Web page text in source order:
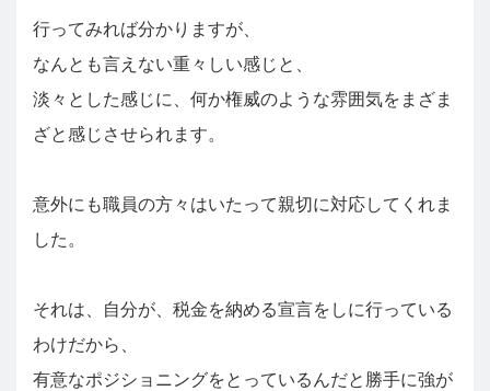
行ってみれば分かりますが、
なんとも言えない重々しい感じと、
淡々とした感じに、何か権威のような雰囲気をまざま
ざと感じさせられます。
意外にも職員の方々はいたって親切に対応してくれま
した。
それは、自分が、税金を納める宣言をしに行っている
わけだから、
有意なポジショニングをとっているんだと勝手に強が